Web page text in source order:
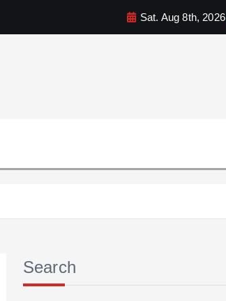
Sat. Aug 8th, 2026
Search